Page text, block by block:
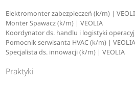
Elektromonter zabezpieczeń (k/m) |
Monter Spawacz (k/m) | VEOLIA
Koordynator ds. handlu i logistyki
Pomocnik serwisanta HVAC (k/m) | VEOLIA
Specjalista ds. innowacji (k/m) | VEOLIA
Praktyki